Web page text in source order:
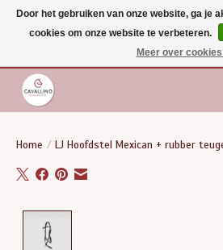
Gratis verzending vanaf €75 binnen BE - vanaf €100
dezelfde dag verzonden | Klantendienst: +32 (0)51 21
Home / LJ Hoofdstel Mexican + rubber
Door het gebruiken van onze website, ga je
cookies om onze website te verbeteren.
Meer over cookies